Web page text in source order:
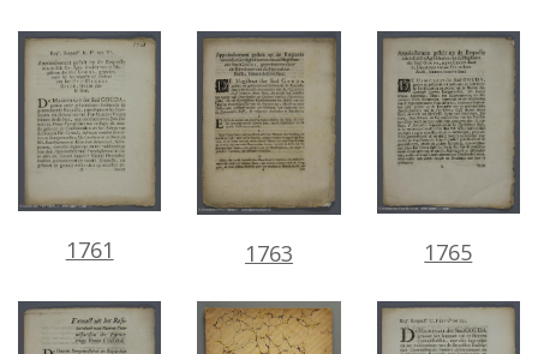
1761 1763 1765